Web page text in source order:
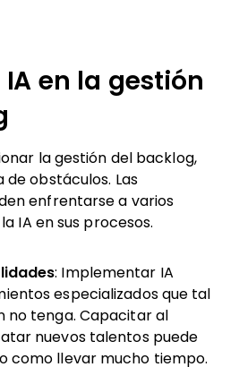
IA en la gestión
la gestión del backlog,
obstáculos. Las
enfrentarse a varios
IA en sus procesos.
: Implementar IA
especializados que tal
no tenga. Capacitar al
nuevos talentos puede
como llevar mucho tiempo.